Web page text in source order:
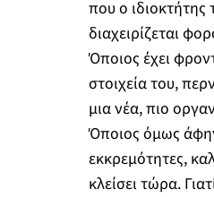
που ο ιδιοκτήτης
διαχειρίζεται
Όποιος έχει
στοιχεία του,
μια νέα, πιο
Όποιος όμως
εκκρεμότητες,
κλείσει τώρα.